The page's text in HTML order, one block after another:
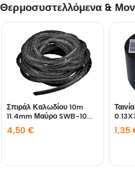
Θερμοσυστελλόμενα &
Σπιράλ Καλωδίου 10m
11.4mm Μαύρο SWB-10
CHS
4,50 € 1,35